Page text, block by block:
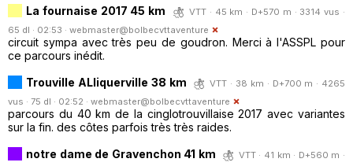
La fournaise 2017 45 km
VTT · 45 km · D+570 m · 3314 vus ·
65 dl · 02:53 · webmaster@bolbecvttaventure
circuit sympa avec très peu de goudron. Merci à l'ASSPL pour
ce parcours inédit.
Trouville ALliquerville 38 km
VTT · 38 km · D+700 m · 4265
vus · 75 dl · 02:52 · webmaster@bolbecvttaventure
parcours du 40 km de la cinglotrouvillaise 2017 avec variantes
sur la fin. des côtes parfois très très raides.
notre dame de Gravenchon 41 km
VTT · 41 km · D+560 m ·